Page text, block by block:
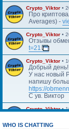
Crypto_Viktor •
Про
Averages) -
Crypto_Viktor •
Отзывы
t=21
Crypto_Viktor •
Добрый день!
У нас новый
напишу
https://
С ув. Виктор
Crypto_Viktor•
WHO IS CHATTING